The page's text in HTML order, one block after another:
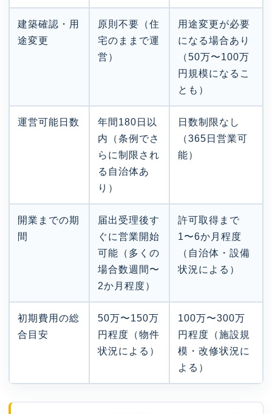
建築確認・用
途変更
原則不要（住
宅のままで運
営）
用途変更が必要
になる場合あり
（50万〜100万
円規模になるこ
とも）
運営可能日数
年間180日以
内（条例でさ
らに制限され
る自治体あ
り）
日数制限なし
（365日営業可
能）
開業までの期
間
届出受理後す
ぐに営業開始
可能（多くの
場合数週間〜
2か月程度）
許可取得まで
1〜6か月程度
（自治体・設備
状況による）
初期費用の総
合目安
50万〜150万
円程度（物件
状況による）
100万〜300万
円程度（施設規
模・改修状況に
よる）